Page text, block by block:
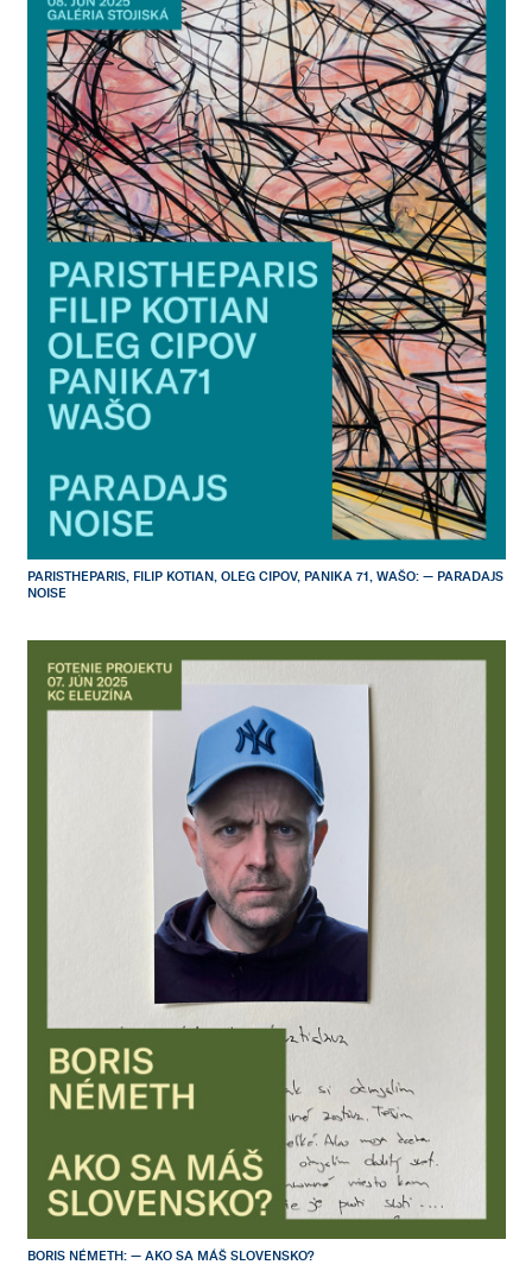
PARISTHEPARIS, FILIP KOTIAN, OLEG CIPOV, PANIKA 71, WAŠO: — PARADAJS
NOISE
BORIS NÉMETH: — AKO SA MÁŠ SLOVENSKO?